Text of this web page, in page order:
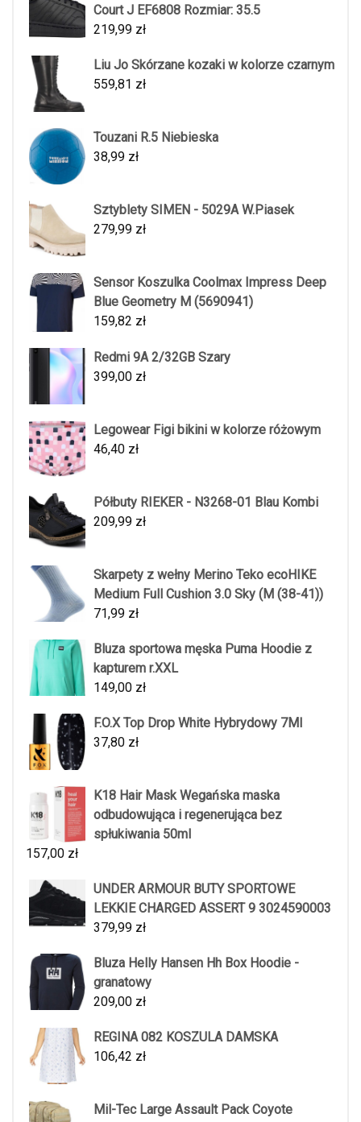
Court J EF6808 Rozmiar: 35.5
219,99 zł
Liu Jo Skórzane kozaki w kolorze czarnym
559,81 zł
Touzani R.5 Niebieska
38,99 zł
Sztyblety SIMEN - 5029A W.Piasek
279,99 zł
Sensor Koszulka Coolmax Impress Deep
Blue Geometry M (5690941)
159,82 zł
Redmi 9A 2/32GB Szary
399,00 zł
Legowear Figi bikini w kolorze różowym
46,40 zł
Półbuty RIEKER - N3268-01 Blau Kombi
209,99 zł
Skarpety z wełny Merino Teko ecoHIKE
Medium Full Cushion 3.0 Sky (M (38-41))
71,99 zł
Bluza sportowa męska Puma Hoodie z
kapturem r.XXL
149,00 zł
F.O.X Top Drop White Hybrydowy 7Ml
37,80 zł
K18 Hair Mask Wegańska maska
odbudowująca i regenerująca bez
spłukiwania 50ml
157,00 zł
UNDER ARMOUR BUTY SPORTOWE
LEKKIE CHARGED ASSERT 9 3024590003
379,99 zł
Bluza Helly Hansen Hh Box Hoodie -
granatowy
209,00 zł
REGINA 082 KOSZULA DAMSKA
106,42 zł
Mil-Tec Large Assault Pack Coyote